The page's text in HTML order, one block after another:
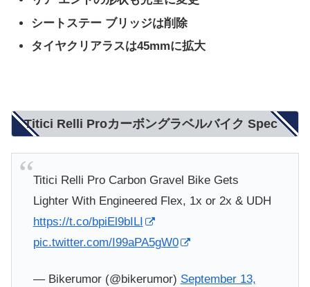
シートステー ブリッジは削除
タイヤクリアラスは45mmに拡大
Titici Relli Proカーボングラベルバイク Spec
Titici Relli Pro Carbon Gravel Bike Gets
Lighter With Engineered Flex, 1x or 2x & UDH
https://t.co/bpiEl9bILI
pic.twitter.com/I99aPA5gW0
— Bikerumor (@bikerumor) September 13,